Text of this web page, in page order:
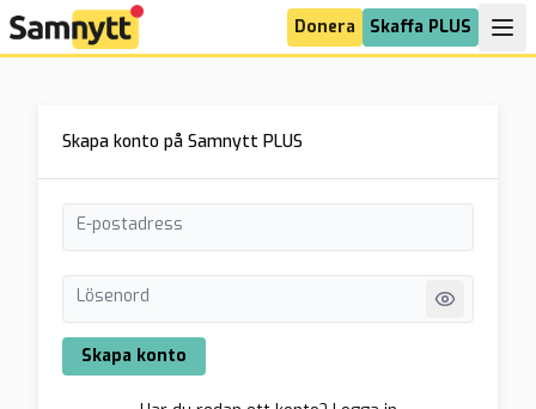
Donera Skaffa PLUS
Skapa konto på Samnytt PLUS
E-postadress
Lösenord
Skapa konto